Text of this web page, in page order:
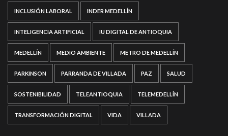
INCLUSIÓN LABORAL INDER MEDELLÍN
INTELIGENCIA ARTIFICIAL IU DIGITAL DE ANTIOQUIA
MEDELLÍN MEDIO AMBIENTE METRO DE MEDELLÍN
PARKINSON PARRANDA DE VILLADA PAZ SALUD
SOSTENIBILIDAD TELEANTIOQUIA TELEMEDELLÍN
TRANSFORMACIÓN DIGITAL VIDA VILLADA